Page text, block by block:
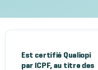
Est certifié Qualiopi
par ICPF, au titre des